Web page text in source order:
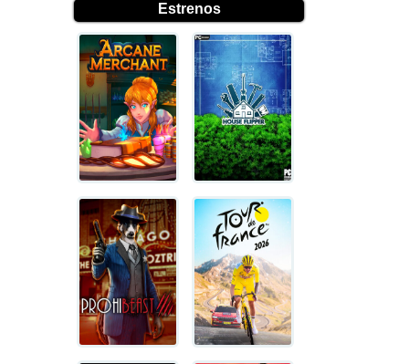
Estrenos